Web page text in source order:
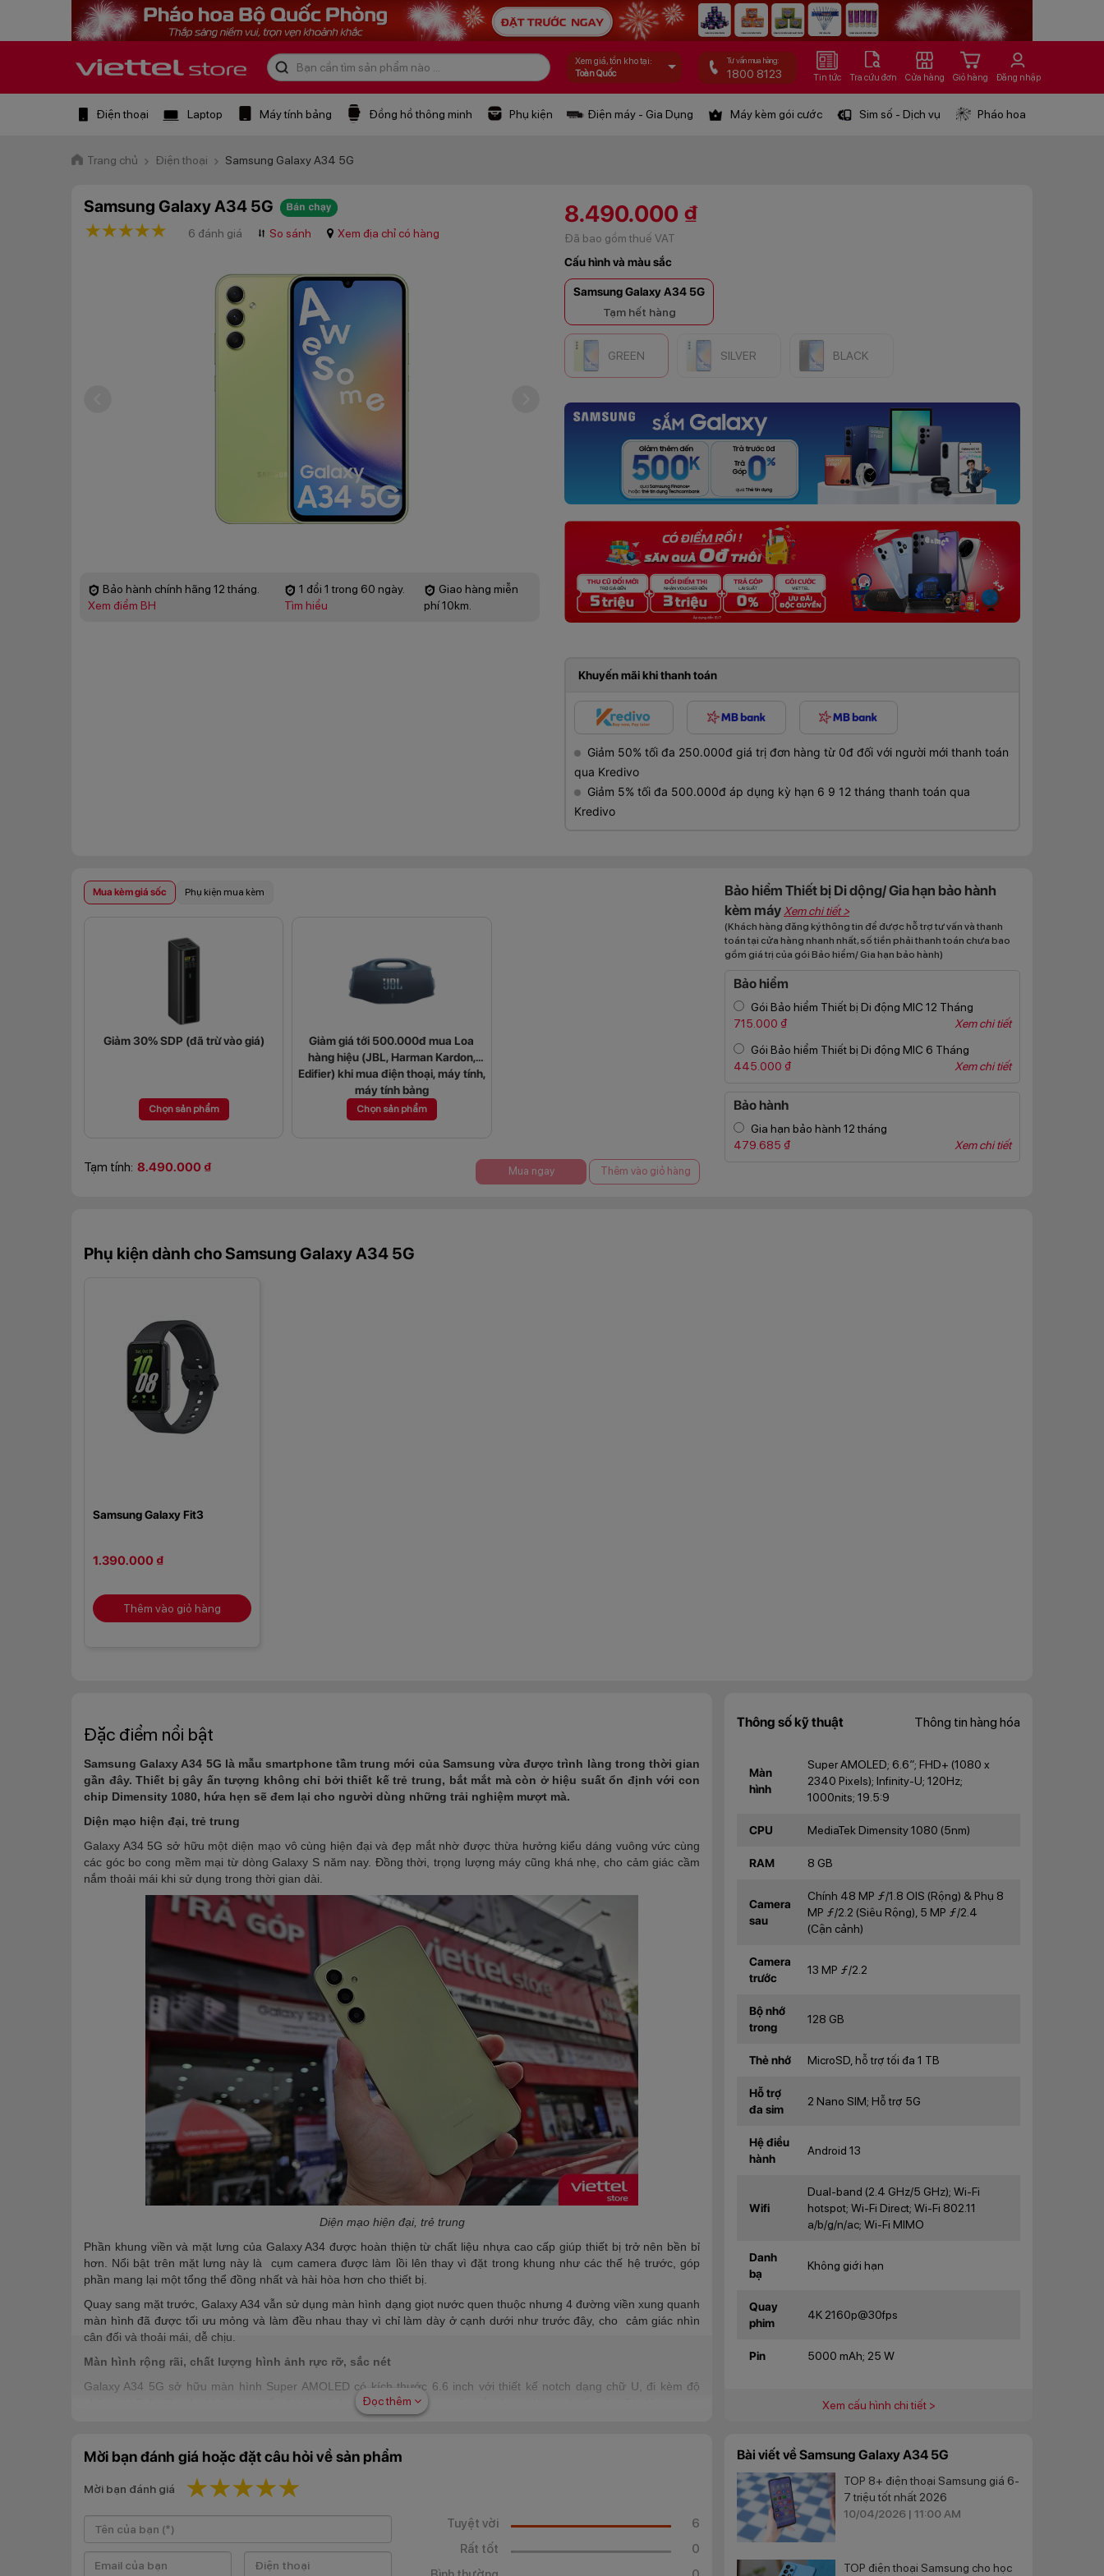
Xem giá, tồn kho tại:
Toàn Quốc
Tư vấn mua hàng:
1800 8123 Tin tức Tra cứu đơn Cửa hàng Giỏ hàng Đăng nhập
Điện thoại Laptop Máy tính bảng Đồng hồ thông minh Phụ kiện Điện máy - Gia Dụng Máy kèm gói cước Sim số - Dịch vụ Pháo hoa
Trang chủ Điện thoại Samsung Galaxy A34 5G
Samsung Galaxy A34 5G
5 stars
4 stars
3 stars
2 stars
1 star 6 đánh giá ⮃ So sánh Xem địa chỉ có hàng
8.490.000 ₫
Đã bao gồm thuế VAT
Bảo hành chính hãng 12 tháng.
Xem điểm BH
1 đổi 1 trong 60 ngày.
Tìm hiểu
Giao hàng miễn
phí 10km.
Cấu hình và màu sắc
Samsung Galaxy A34 5G
Tạm hết hàng
GREEN SILVER BLACK
Khuyến mãi khi thanh toán
Giảm 50% tối đa 250.000đ giá trị đơn hàng từ 0đ đối với người mới thanh toán
qua Kredivo
Giảm 5% tối đa 500.000đ áp dụng kỳ hạn 6 9 12 tháng thanh toán qua
Kredivo
Mua kèm giá sốc Phụ kiện mua kèm
Giảm 30% SDP (đã trừ vào giá)
Chọn sản phẩm
Giảm giá tới 500.000đ mua Loa
hàng hiệu (JBL, Harman Kardon,
Edifier) khi mua điện thoại, máy tính,
máy tính bảng
Chọn sản phẩm
Tạm tính: 8.490.000 ₫ Mua ngay Thêm vào giỏ hàng
Bảo hiểm Thiết bị Di dộng/ Gia hạn bảo hành
kèm máy Xem chi tiết >
(Khách hàng đăng ký thông tin để được hỗ trợ tư vấn và thanh
toán tại cửa hàng nhanh nhất, số tiền phải thanh toán chưa bao
gồm giá trị của gói Bảo hiểm/ Gia hạn bảo hành)
Bảo hiểm
Gói Bảo hiểm Thiết bị Di động MIC 12 Tháng
715.000 ₫
Xem chi tiết
Gói Bảo hiểm Thiết bị Di động MIC 6 Tháng
445.000 ₫
Xem chi tiết
Bảo hành
Gia hạn bảo hành 12 tháng
479.685 ₫
Xem chi tiết
Phụ kiện dành cho Samsung Galaxy A34 5G
Samsung Galaxy Fit3
1.390.000 ₫
Thêm vào giỏ hàng
Đặc điểm nổi bật
Samsung Galaxy A34 5G là mẫu smartphone tầm trung mới của Samsung vừa được trình làng trong thời gian
gần đây. Thiết bị gây ấn tượng không chỉ bởi thiết kế trẻ trung, bắt mắt mà còn ở hiệu suất ổn định với con
chip Dimensity 1080, hứa hẹn sẽ đem lại cho người dùng những trải nghiệm mượt mà.
Diện mạo hiện đại, trẻ trung
Galaxy A34 5G sở hữu một diện mạo vô cùng hiện đại và đẹp mắt nhờ được thừa hưởng kiểu dáng vuông vức cùng
các góc bo cong mềm mại từ dòng Galaxy S năm nay. Đồng thời, trọng lượng máy cũng khá nhẹ, cho cảm giác cầm
nắm thoải mái khi sử dụng trong thời gian dài.
Diện mạo hiện đại, trẻ trung
Phần khung viền và mặt lưng của Galaxy A34 được hoàn thiện từ chất liệu nhựa cao cấp giúp thiết bị trở nên bền bỉ
hơn. Nổi bật trên mặt lưng này là cụm camera được làm lồi lên thay vì đặt trong khung như các thế hệ trước, góp
phần mang lại một tổng thể đồng nhất và hài hòa hơn cho thiết bị.
Quay sang mặt trước, Galaxy A34 vẫn sử dụng màn hình dạng giọt nước quen thuộc nhưng 4 đường viền xung quanh
màn hình đã được tối ưu mỏng và làm đều nhau thay vì chỉ làm dày ở cạnh dưới như trước đây, cho cảm giác nhìn
cân đối và thoải mái, dễ chịu.
Màn hình rộng rãi, chất lượng hình ảnh rực rỡ, sắc nét
Galaxy A34 5G sở hữu màn hình Super AMOLED có kích thước 6.6 inch với thiết kế notch dạng chữ U, đi kèm độ
phân giải Full HD+ cho khả năng hiển thị hình ảnh với độ chi tiết cao, màu sắc được tái tạo chuẩn xác. Từ đó, giúp tái
hiện nội dung trên màn hình một cách chân thực, sinh động. Nhờ vậy, bạn có thể thoải mái xem các bộ phim hay chơi
Đọc thêm
Thông số kỹ thuật Thông tin hàng hóa
Màn
hình
Super AMOLED; 6.6”; FHD+ (1080 x
2340 Pixels); Infinity-U; 120Hz;
1000nits; 19.5:9
CPU MediaTek Dimensity 1080 (5nm)
RAM 8 GB
Camera
sau
Chính 48 MP ƒ/1.8 OIS (Rộng) & Phụ 8
MP ƒ/2.2 (Siêu Rộng), 5 MP ƒ/2.4
(Cận cảnh)
Camera
trước
13 MP ƒ/2.2
Bộ nhớ
trong
128 GB
Thẻ nhớ MicroSD, hỗ trợ tối đa 1 TB
Hỗ trợ
đa sim
2 Nano SIM; Hỗ trợ 5G
Hệ điều
hành
Android 13
Wifi
Dual-band (2.4 GHz/5 GHz); Wi-Fi
hotspot; Wi-Fi Direct; Wi-Fi 802.11
a/b/g/n/ac; Wi-Fi MIMO
Danh
bạ
Không giới hạn
Quay
phim
4K 2160p@30fps
Pin 5000 mAh; 25 W
Xem cấu hình chi tiết >
Mời bạn đánh giá hoặc đặt câu hỏi về sản phẩm
Mời bạn đánh giá 4 stars
3 stars
2 stars
1 star
Tuyệt vời
6
Rất tốt
0
Bài viết về Samsung Galaxy A34 5G
TOP 8+ điện thoại Samsung giá 6-
7 triệu tốt nhất 2026
10/04/2026 | 11:00 AM
TOP điện thoại Samsung cho học